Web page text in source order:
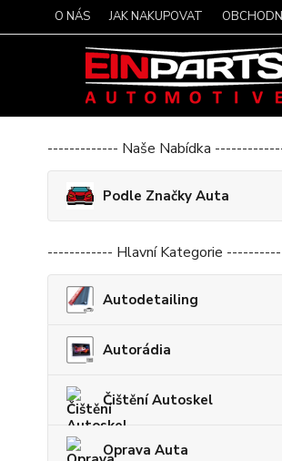
O NÁS JAK NAKUPOVAT
------------- Naše Nabídka
Podle Značky Auta
------------ Hlavní Kategorie
Autodetailing
Autorádia
Čištění Autoskel
Oprava Auta